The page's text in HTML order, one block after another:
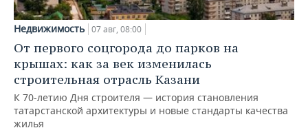
Недвижимость 07 авг, 08:00
От первого соцгорода до парков на
крышах: как за век изменилась
строительная отрасль Казани
К 70-летию Дня строителя — история становления
татарстанской архитектуры и новые стандарты качества
жилья